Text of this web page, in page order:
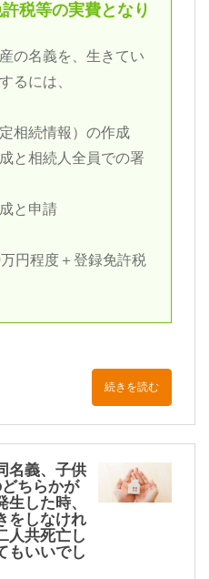
税等の実費となり
の名義を、生きてい
るには、
相続情報）の作成
と相続人全員での署
と申請
円程度＋登録免許税
続きを読む
名義、子供
ちらかが
した時、
をしなけれ
人共死亡し
もいいでし